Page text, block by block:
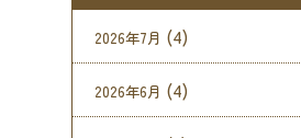
2026年7月 (4)
2026年6月 (4)